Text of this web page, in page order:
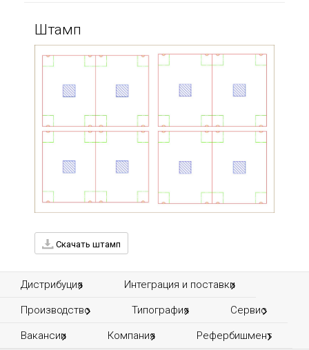
Штамп
Скачать штамп
Дистрибуция Интеграция и поставки
Производство Типография Сервис
Вакансии Компания Рефербишмент